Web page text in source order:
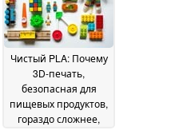
Чистый PLA: Почему
3D-печать,
безопасная для
пищевых продуктов,
гораздо сложнее,